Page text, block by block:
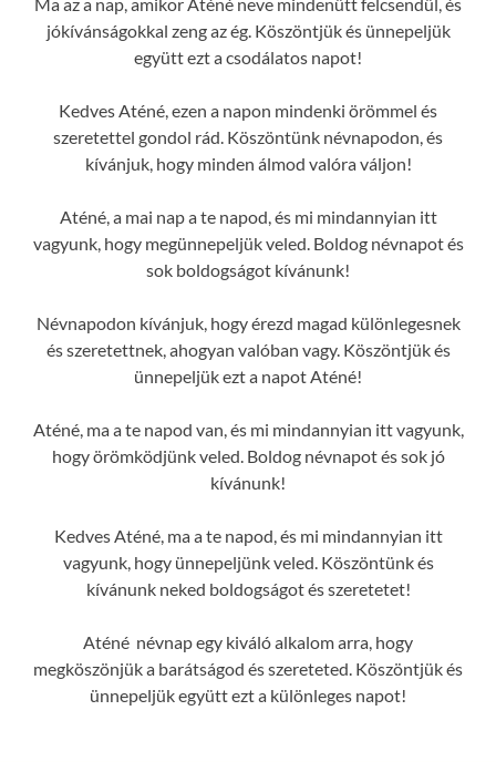
jókívánságokkal zeng az ég. Köszöntjük és ünnepeljük
együtt ezt a csodálatos napot!
Kedves Aténé, ezen a napon mindenki örömmel és
szeretettel gondol rád. Köszöntünk névnapodon, és
kívánjuk, hogy minden álmod valóra váljon!
Aténé, a mai nap a te napod, és mi mindannyian itt
vagyunk, hogy megünnepeljük veled. Boldog névnapot és
sok boldogságot kívánunk!
Névnapodon kívánjuk, hogy érezd magad különlegesnek
és szeretettnek, ahogyan valóban vagy. Köszöntjük és
ünnepeljük ezt a napot Aténé!
Aténé, ma a te napod van, és mi mindannyian itt vagyunk,
hogy örömködjünk veled. Boldog névnapot és sok jó
kívánunk!
Kedves Aténé, ma a te napod, és mi mindannyian itt
vagyunk, hogy ünnepeljünk veled. Köszöntünk és
kívánunk neked boldogságot és szeretetet!
Aténé névnap egy kiváló alkalom arra, hogy
megköszönjük a barátságod és szereteted. Köszöntjük és
ünnepeljük együtt ezt a különleges napot!